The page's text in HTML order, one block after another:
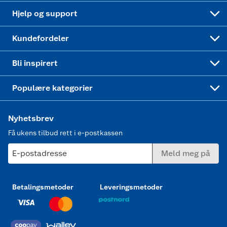
Hjelp og support
Kundefordeler
Bli inspirert
Populære kategorier
Nyhetsbrev
Få ukens tilbud rett i e-postkassen
E-postadresse Meld meg på
Betalingsmetoder Leveringsmetoder